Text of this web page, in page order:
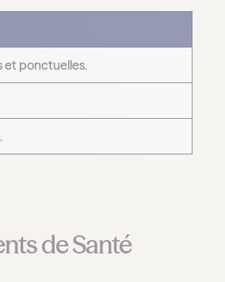
Options
et ponctuelles.
de Santé